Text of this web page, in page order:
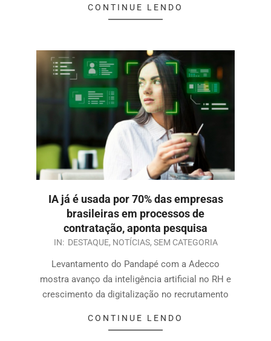
CONTINUE LENDO
IA já é usada por 70% das empresas
brasileiras em processos de
contratação, aponta pesquisa
IN: DESTAQUE, NOTÍCIAS, SEM CATEGORIA
Levantamento do Pandapé com a Adecco
mostra avanço da inteligência artificial no RH e
crescimento da digitalização no recrutamento
CONTINUE LENDO